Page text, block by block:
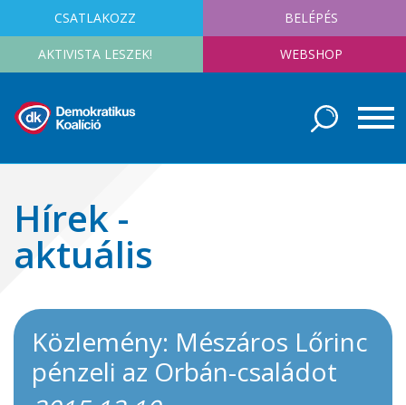
CSATLAKOZZ BELÉPÉS
AKTIVISTA LESZEK! WEBSHOP
Hírek -
aktuális
Közlemény: Mészáros Lőrinc
pénzeli az Orbán-családot